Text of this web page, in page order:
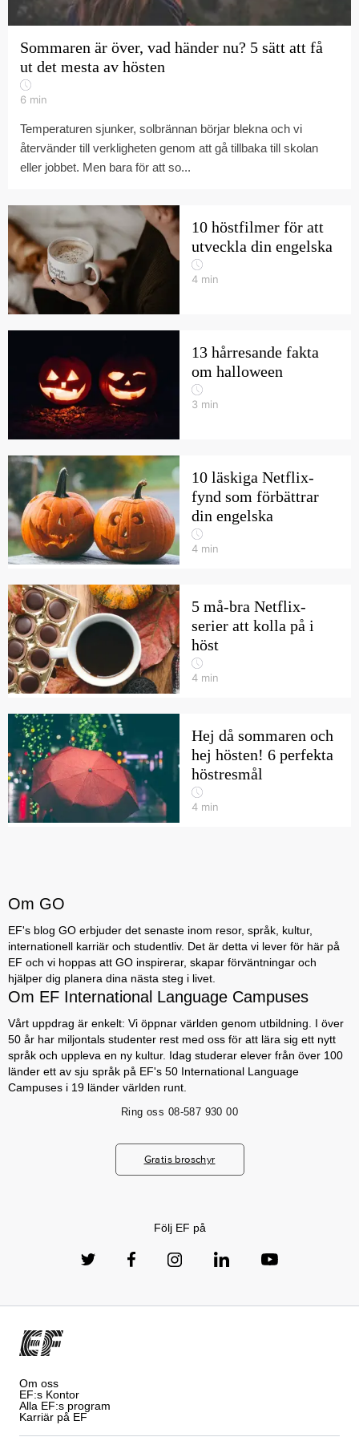
Sommaren är över, vad händer nu? 5 sätt att få
ut det mesta av hösten
6 min
Temperaturen sjunker, solbrännan börjar blekna och vi
återvänder till verkligheten genom att gå tillbaka till skolan
eller jobbet. Men bara för att so...
10 höstfilmer för att
utveckla din engelska
4 min
13 hårresande fakta
om halloween
3 min
10 läskiga Netflix-
fynd som förbättrar
din engelska
4 min
5 må-bra Netflix-
serier att kolla på i
höst
4 min
Hej då sommaren och
hej hösten! 6 perfekta
höstresmål
4 min
Om GO
EF's blog GO erbjuder det senaste inom resor, språk, kultur,
internationell karriär och studentliv. Det är detta vi lever för här på
EF och vi hoppas att GO inspirerar, skapar förväntningar och
hjälper dig planera dina nästa steg i livet.
Om EF International Language Campuses
Vårt uppdrag är enkelt: Vi öppnar världen genom utbildning. I över
50 år har miljontals studenter rest med oss för att lära sig ett nytt
språk och uppleva en ny kultur. Idag studerar elever från över 100
länder ett av sju språk på EF's 50 International Language
Campuses i 19 länder världen runt.
Ring oss 08-587 930 00
Gratis broschyr
Följ EF på
Om oss
EF:s Kontor
Alla EF:s program
Karriär på EF